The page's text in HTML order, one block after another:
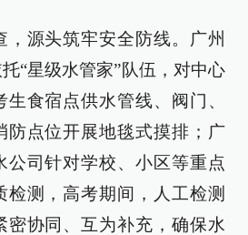
，源头筑牢安全防线。广州
“星级水管家”队伍，对中心
食宿点供水管线、阀门、
防点位开展地毯式摸排；广
公司针对学校、小区等重点
检测，高考期间，人工检测
密协同、互为补充，确保水